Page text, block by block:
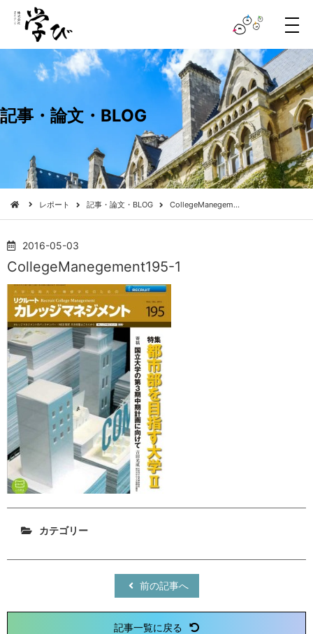
メ
ニ
ュ
ー
記事・論文・BLOG
レポート 記事・論文・BLOG CollegeManegem…
2016-05-03
CollegeManegement195-1
カテゴリー
前の記事へ
記事一覧に戻る